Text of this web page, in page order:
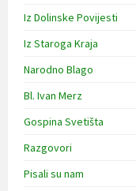
Iz Dolinske Povijesti
Iz Staroga Kraja
Narodno Blago
Bl. Ivan Merz
Gospina Svetišta
Razgovori
Pisali su nam